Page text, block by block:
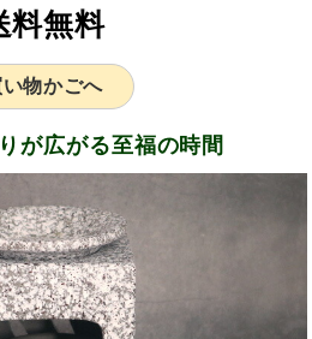
料無料
い物かごへ
が広がる至福の時間